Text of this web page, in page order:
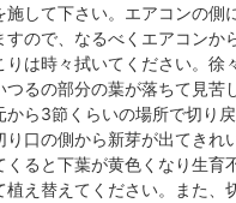
施して下さい。エアコンの側
すので、なるべくエアコンか
りは時々拭いてください。徐
つるの部分の葉が落ちて見苦
から3節くらいの場所で切り
口の側から新芽が出てきれ
くると下葉が黄色くなり生育
植え替えてください。また、